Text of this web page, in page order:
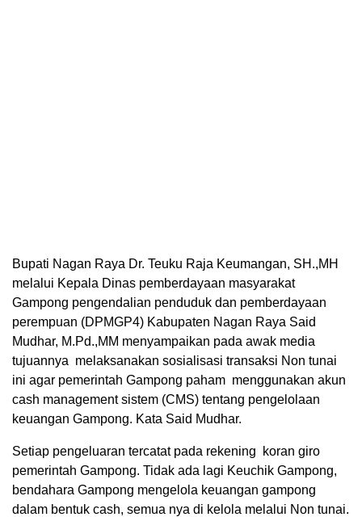
Bupati Nagan Raya Dr. Teuku Raja Keumangan, SH.,MH
melalui Kepala Dinas pemberdayaan masyarakat
Gampong pengendalian penduduk dan pemberdayaan
perempuan (DPMGP4) Kabupaten Nagan Raya Said
Mudhar, M.Pd.,MM menyampaikan pada awak media
tujuannya melaksanakan sosialisasi transaksi Non tunai
ini agar pemerintah Gampong paham menggunakan akun
cash management sistem (CMS) tentang pengelolaan
keuangan Gampong. Kata Said Mudhar.
Setiap pengeluaran tercatat pada rekening koran giro
pemerintah Gampong. Tidak ada lagi Keuchik Gampong,
bendahara Gampong mengelola keuangan gampong
dalam bentuk cash, semua nya di kelola melalui Non tunai.